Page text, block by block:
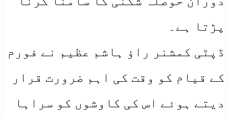
پڑتا ہے۔
ڈپٹی کمشنر راؤ ہاشم عظیم نے فورم
کے قیام کو وقت کی اہم ضرورت قرار
دیتے ہوئے اس کی کاوشوں کو سراہا